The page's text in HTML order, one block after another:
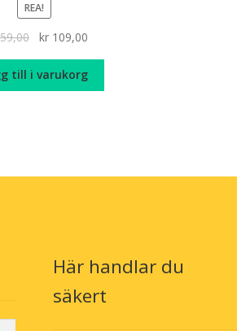
REA!
Det
priset
var:
kr 109,00
priset
är:
till i varukorg
Här handlar du
säkert